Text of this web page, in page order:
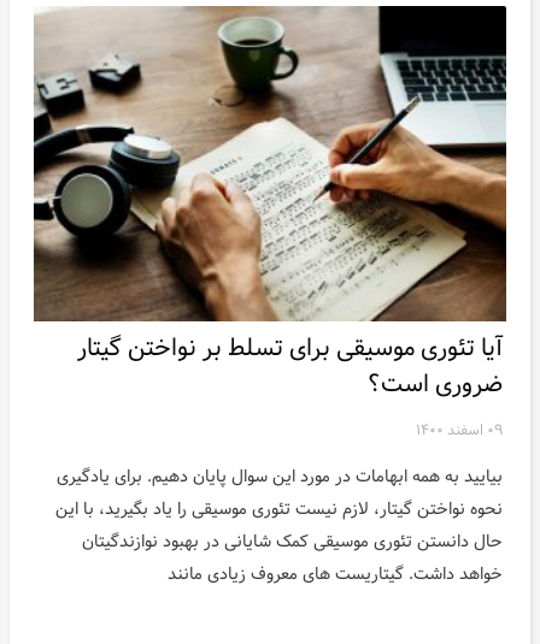
ویدئو
هنرمندان
آثار
اخبار
آیا تئوری موسیقی برای تسلط بر نواختن گیتار
ضروری است؟
۰۹ اسفند ۱۴۰۰
بیایید به همه ابهامات در مورد این سوال پایان دهیم. برای یادگیری
نحوه نواختن گیتار، لازم نیست تئوری موسیقی را یاد بگیرید، با این
حال دانستن تئوری موسیقی کمک شایانی در بهبود نوازندگیتان
خواهد داشت. گیتاریست های معروف زیادی مانند